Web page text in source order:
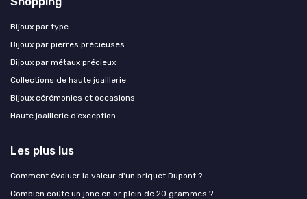
Bijoux par type
Bijoux par pierres précieuses
Bijoux par métaux précieux
Collections de haute joaillerie
Bijoux cérémonies et occasions
Haute joaillerie d’exception
Les plus lus
Comment évaluer la valeur d'un briquet Dupont ?
Combien coûte un jonc en or plein de 20 grammes ?